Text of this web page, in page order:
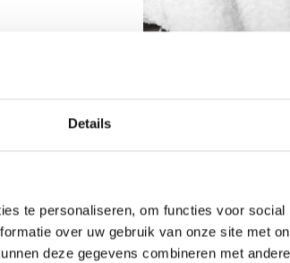
Details
te personaliseren, om functies voor
over uw gebruik van onze site met
deze gegevens combineren met
misschien
gebeurt van alles